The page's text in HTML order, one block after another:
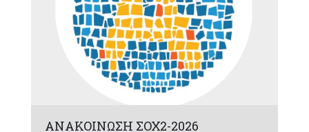
ΑΝΑΚΟΙΝΩΣΗ ΣΟΧ2-2026